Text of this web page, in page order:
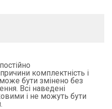
комплектність і
може бути змінено без
Всі наведені
і не можуть бути